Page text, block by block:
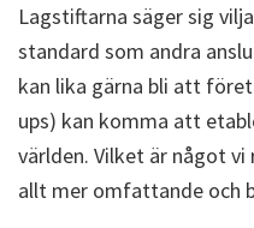
Lagstiftarna säger sig
standard som andra
kan lika gärna bli att
ups) kan komma att
världen. Vilket är något vi
allt mer omfattande och